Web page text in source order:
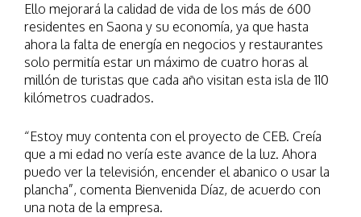
Ello mejorará la calidad de vida de los más de 600
residentes en Saona y su economía, ya que hasta
ahora la falta de energía en negocios y restaurantes
solo permitía estar un máximo de cuatro horas al
millón de turistas que cada año visitan esta isla de 110
kilómetros cuadrados.
“Estoy muy contenta con el proyecto de CEB. Creía
que a mi edad no vería este avance de la luz. Ahora
puedo ver la televisión, encender el abanico o usar la
plancha”, comenta Bienvenida Díaz, de acuerdo con
una nota de la empresa.